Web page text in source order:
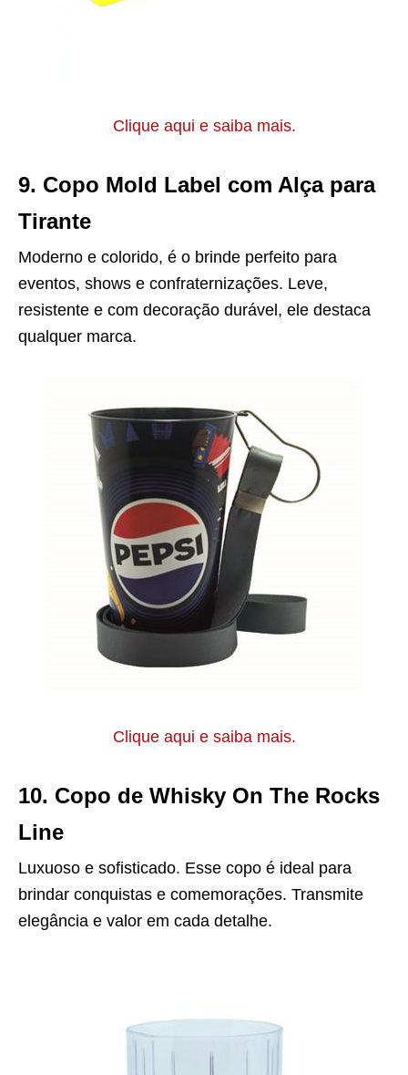
Clique aqui e saiba mais.
9. Copo Mold Label com Alça para
Tirante
Moderno e colorido, é o brinde perfeito para
eventos, shows e confraternizações. Leve,
resistente e com decoração durável, ele destaca
qualquer marca.
Clique aqui e saiba mais.
10. Copo de Whisky On The Rocks
Line
Luxuoso e sofisticado. Esse copo é ideal para
brindar conquistas e comemorações. Transmite
elegância e valor em cada detalhe.